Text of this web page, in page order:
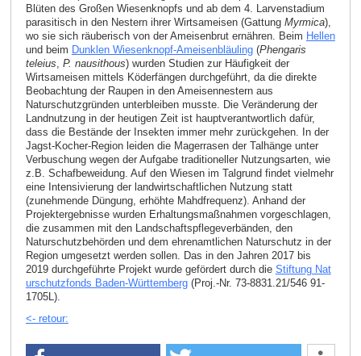
Blüten des Großen Wiesenknopfs und ab dem 4. Larvenstadium
parasitisch in den Nestern ihrer Wirtsameisen (Gattung Myrmica),
wo sie sich räuberisch von der Ameisenbrut ernähren. Beim Hellen
und beim Dunklen Wiesenknopf-Ameisenbläuling(Phengaris
teleius, P. nausithous) wurden Studien zur Häufigkeit der
Wirtsameisen mittels Köderfängen durchgeführt, da die direkte
Beobachtung der Raupen in den Ameisennestern aus
Naturschutzgründen unterbleiben musste. Die Veränderung der
Landnutzung in der heutigen Zeit ist hauptverantwortlich dafür,
dass die Bestände der Insekten immer mehr zurückgehen. In der
Jagst-Kocher-Region leiden die Magerrasen der Talhänge unter
Verbuschung wegen der Aufgabe traditioneller Nutzungsarten, wie
z.B. Schafbeweidung. Auf den Wiesen im Talgrund findet vielmehr
eine Intensivierung der landwirtschaftlichen Nutzung statt
(zunehmende Düngung, erhöhte Mahdfrequenz). Anhand der
Projektergebnisse wurden Erhaltungsmaßnahmen vorgeschlagen,
die zusammen mit den Landschaftspflegeverbänden, den
Naturschutzbehörden und dem ehrenamtlichen Naturschutz in der
Region umgesetzt werden sollen. Das in den Jahren 2017 bis
2019 durchgeführte Projekt wurde gefördert durch die Stiftung Nat
urschutzfonds Baden-Württemberg(Proj.-Nr. 73-8831.21/546 91-
1705L).
<- retour: